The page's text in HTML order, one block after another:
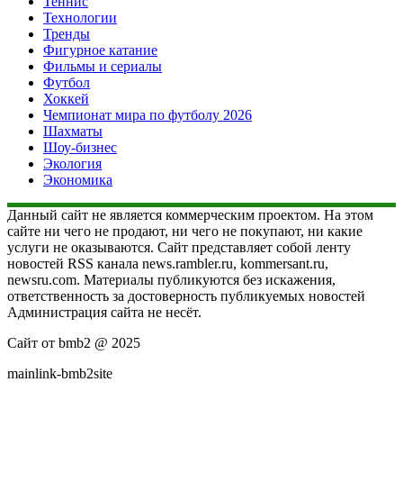
Технологии
Тренды
Фигурное катание
Фильмы и сериалы
Футбол
Хоккей
Чемпионат мира по футболу 2026
Шахматы
Шоу-бизнес
Экология
Экономика
Данный сайт не является коммерческим проектом. На этом
сайте ни чего не продают, ни чего не покупают, ни какие
услуги не оказываются. Сайт представляет собой ленту
новостей RSS канала news.rambler.ru, kommersant.ru,
newsru.com. Материалы публикуются без искажения,
ответственность за достоверность публикуемых новостей
Администрация сайта не несёт.
Сайт от bmb2 @ 2025
mainlink-bmb2site